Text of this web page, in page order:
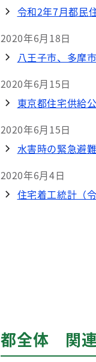
令和2年7月都民
2020年6月18日
八王子市、多摩
2020年6月15日
東京都住宅供給
2020年6月15日
水害時の緊急避
2020年6月4日
住宅着工統計（
都全体 関